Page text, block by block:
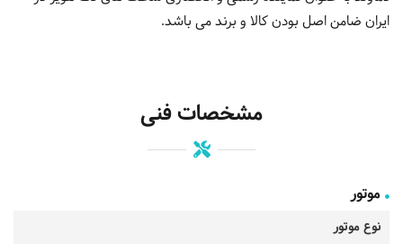
ایران ضامن اصل بودن کالا و برند می باشد.
مشخصات فنی
موتور
نوع موتور